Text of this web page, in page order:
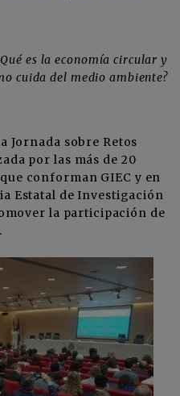
es la economía circular y
cuida del medio ambiente?
Jornada sobre Retos
por las más de 20
conforman GIEC y en
Estatal de Investigación
la participación de